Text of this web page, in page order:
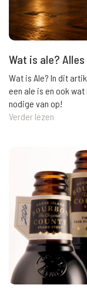
Wat is ale?
Wat is Ale? In dit
een ale is en ook
nodige van op!
Verder lezen